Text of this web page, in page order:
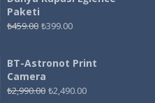
Paketi
₺459.00 ₺399.00
BT-Astronot Print
Camera
₺2,990.00 ₺2,490.00